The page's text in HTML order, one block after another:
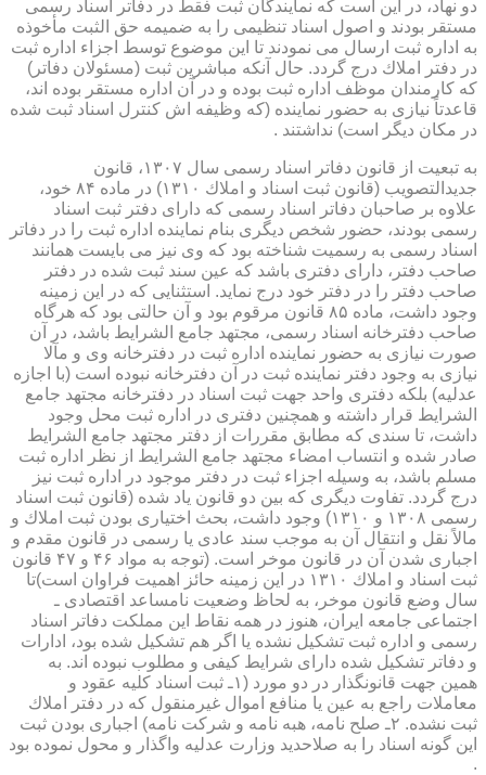
دو نهاد، در این است كه نمایندگان ثبت فقط در دفاتر اسناد رسمی
مستقر بودند و اصول اسناد تنظیمی را به ضمیمه حق الثبت مأخوذه
به اداره ثبت ارسال می نمودند تا این موضوع توسط اجزاء اداره ثبت
در دفتر املاك درج گردد. حال آنكه مباشرین ثبت (مسئولان دفاتر)
كه كارمندان موظف اداره ثبت بوده و در آن اداره مستقر بوده اند،
قاعدتاً نیازی به حضور نماینده (كه وظیفه اش كنترل اسناد ثبت شده
در مكان دیگر است) نداشتند .
به تبعیت از قانون دفاتر اسناد رسمی سال ۱۳۰۷، قانون
جدیدالتصویب (قانون ثبت اسناد و املاك ۱۳۱۰) در ماده ۸۴ خود،
علاوه بر صاحبان دفاتر اسناد رسمی كه دارای دفتر ثبت اسناد
رسمی بودند، حضور شخص دیگری بنام نماینده اداره ثبت را در دفاتر
اسناد رسمی به رسمیت شناخته بود كه وی نیز می بایست همانند
صاحب دفتر، دارای دفتری باشد كه عین سند ثبت شده در دفتر
صاحب دفتر را در دفتر خود درج نماید. استثنایی كه در این زمینه
وجود داشت، ماده ۸۵ قانون مرقوم بود و آن حالتی بود كه هرگاه
صاحب دفترخانه اسناد رسمی، مجتهد جامع الشرایط باشد، در آن
صورت نیازی به حضور نماینده اداره ثبت در دفترخانه وی و مآلا
نیازی به وجود دفتر نماینده ثبت در آن دفترخانه نبوده است (با اجازه
عدلیه) بلكه دفتری واحد جهت ثبت اسناد در دفترخانه مجتهد جامع
الشرایط قرار داشته و همچنین دفتری در اداره ثبت محل وجود
داشت، تا سندی كه مطابق مقررات از دفتر مجتهد جامع الشرایط
صادر شده و انتساب امضاء مجتهد جامع الشرایط از نظر اداره ثبت
مسلم باشد، به وسیله اجزاء ثبت در دفتر موجود در اداره ثبت نیز
درج گردد. تفاوت دیگری كه بین دو قانون یاد شده (قانون ثبت اسناد
رسمی ۱۳۰۸ و ۱۳۱۰) وجود داشت، بحث اختیاری بودن ثبت املاك و
مالاً نقل و انتقال آن به موجب سند عادی یا رسمی در قانون مقدم و
اجباری شدن آن در قانون موخر است. (توجه به مواد ۴۶ و ۴۷ قانون
ثبت اسناد و املاك ۱۳۱۰ در این زمینه حائز اهمیت فراوان است)تا
سال وضع قانون موخر، به لحاظ وضعیت نامساعد اقتصادی ـ
اجتماعی جامعه ایران، هنوز در همه نقاط این مملكت دفاتر اسناد
رسمی و اداره ثبت تشكیل نشده یا اگر هم تشكیل شده بود، ادارات
و دفاتر تشكیل شده دارای شرایط كیفی و مطلوب نبوده اند. به
همین جهت قانونگذار در دو مورد (۱ـ ثبت اسناد كلیه عقود و
معاملات راجع به عین یا منافع اموال غیرمنقول كه در دفتر املاك
ثبت نشده. ۲ـ صلح نامه، هبه نامه و شركت نامه) اجباری بودن ثبت
این گونه اسناد را به صلاحدید وزارت عدلیه واگذار و محول نموده بود
.